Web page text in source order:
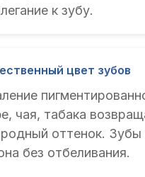
к зубу.
цвет зубов
чая, табака
оттенок. Зубы
без отбеливания.